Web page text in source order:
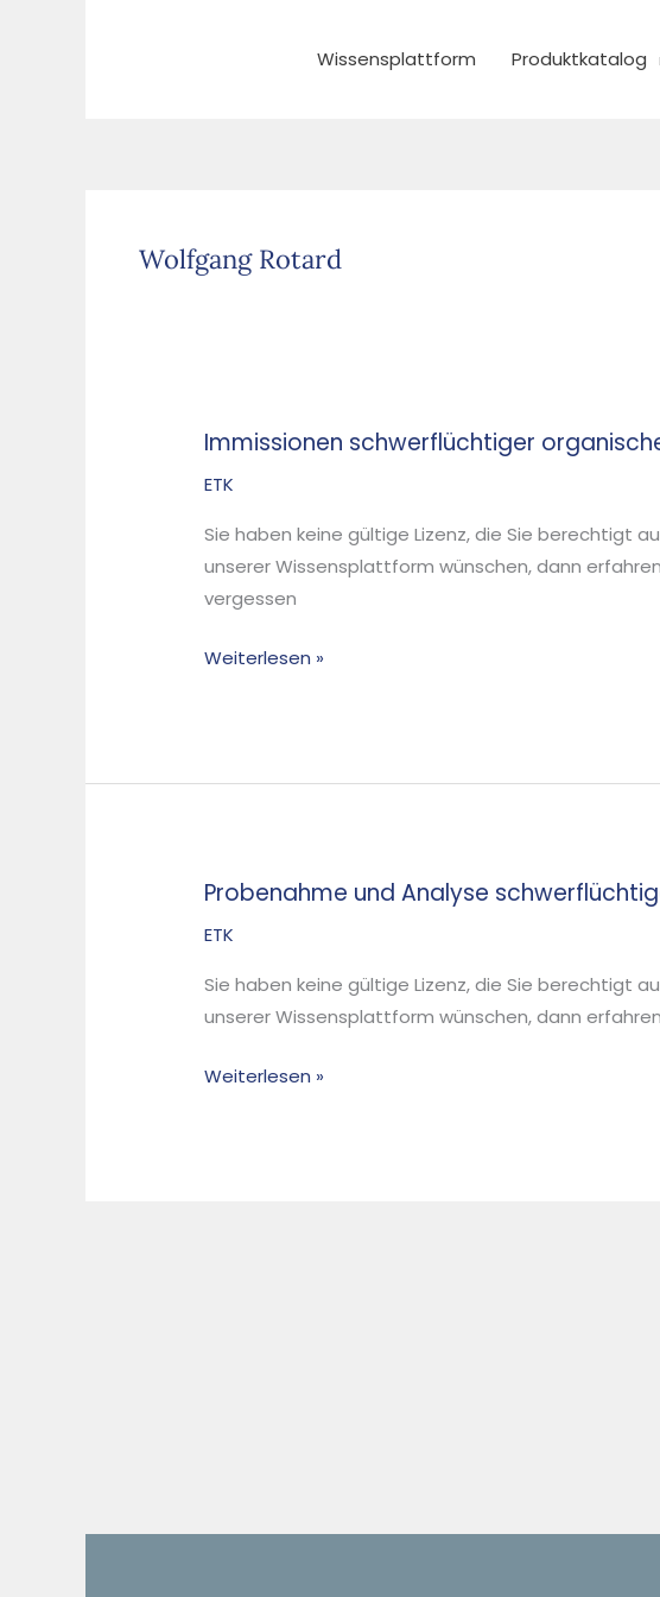
Wissensplattform Produktkatalog
Wolfgang Rotard
Immissionen schwerflüchtiger
ETK
Sie haben keine gültige Lizenz, die Sie berechtigt
unserer Wissensplattform wünschen, dann
vergessen
Immissionen
schwerflüchtiger
Stoffe
–
Probenahme
Analyse
Weiterlesen »
Probenahme und Analyse
ETK
Sie haben keine gültige Lizenz, die Sie berechtigt
unserer Wissensplattform wünschen, dann
Probenahme
und
schwerflüchtiger
organischer
Weiterlesen »